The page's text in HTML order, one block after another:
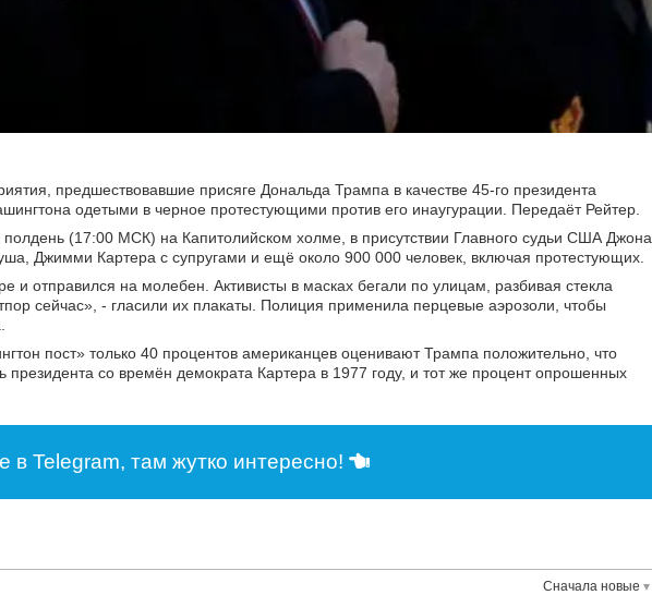
предшествовавшие присяге Дональда Трампа в качестве 45-го президента
одетыми в черное протестующими против его инаугурации. Передаёт Рейтер.
(17:00 МСК) на Капитолийском холме, в присутствии Главного судьи США Джона
Джимми Картера с супругами и ещё около 900 000 человек, включая протестующих.
и отправился на молебен. Активисты в масках бегали по улицам, разбивая стекла
сейчас», - гласили их плакаты. Полиция применила перцевые аэрозоли, чтобы
пост» только 40 процентов американцев оценивают Трампа положительно, что
со времён демократа Картера в 1977 году, и тот же процент опрошенных
в Telegram, там жутко интересно!
Сначала новые